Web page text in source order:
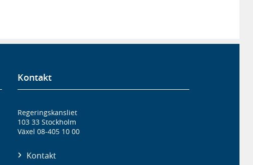
Kontakt
Regeringskansliet
103 33 Stockholm
Växel 08-405 10 00
Kontakt